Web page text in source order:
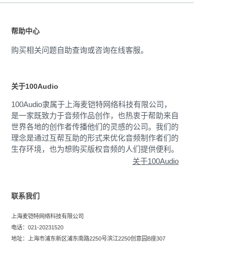
帮助中心
购买相关问题自助查询或咨询在线客服。
关于100Audio
100Audio隶属于上海麦铠特网络科技有限公司，
是一家既致力于音频作品创作，也热衷于帮助来自
世界各地的创作者传播他们的灵感的公司。我们的
理念是通过互帮互助的形式来优化音频制作者们的
生存环境，也为想购买版权音频的人们提供便利。
关于100Audio
联系我们
上海麦铠特网络科技有限公司
电话：021-20231520
地址：上海市浦东新区浦东南路2250号滨江2250创意园B座307